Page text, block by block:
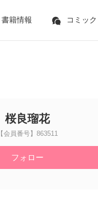
書籍情報 コミック
桜良瑠花
【会員番号】863511
フォロー